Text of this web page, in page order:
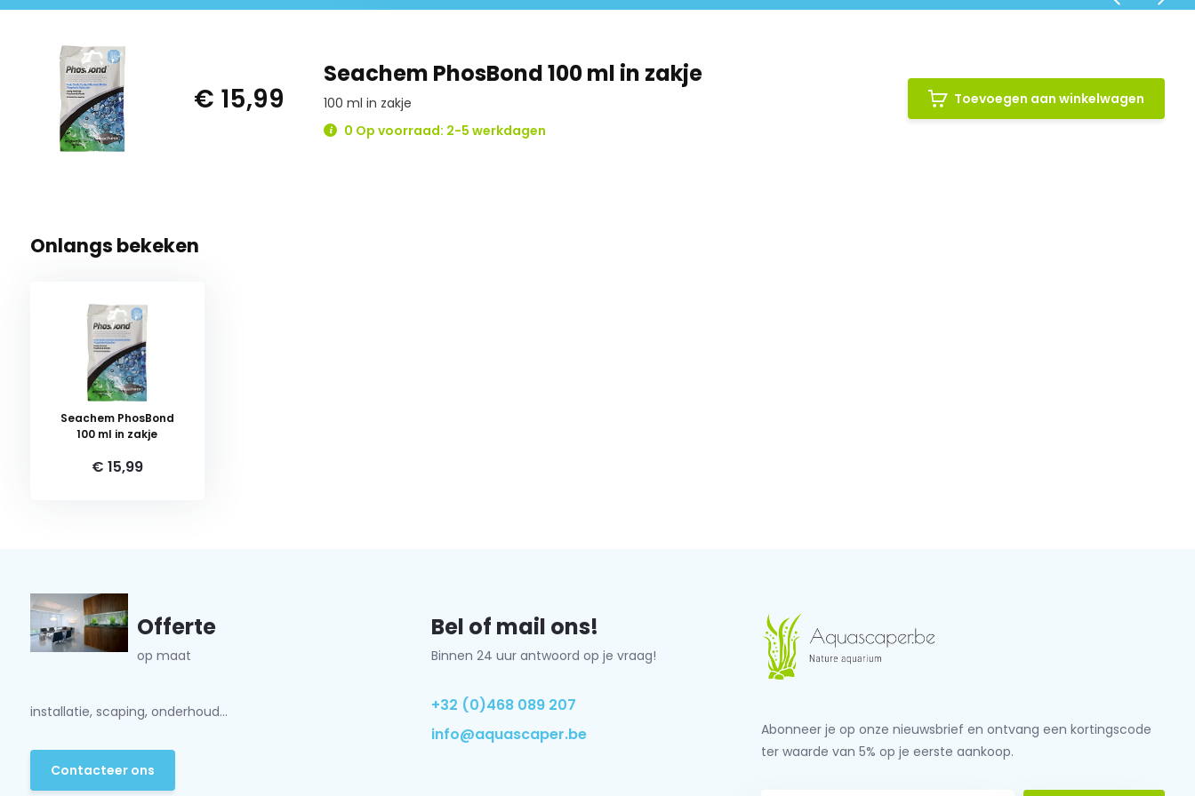
€ 15,99
Seachem PhosBond 100 ml in zakje
100 ml in zakje
0 Op voorraad: 2-5 werkdagen
Toevoegen aan winkelwagen
Onlangs bekeken
Seachem PhosBond
100 ml in zakje
€ 15,99
Offerte
op maat
installatie, scaping, onderhoud...
Contacteer ons
Bel of mail ons!
Binnen 24 uur antwoord op je vraag!
+32 (0)468 089 207
info@aquascaper.be
Abonneer je op onze nieuwsbrief en ontvang een kortingscode
ter waarde van 5% op je eerste aankoop.